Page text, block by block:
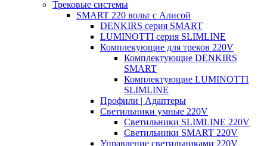
Трековые системы
SMART 220 вольт c Алисой
DENKIRS серия SMART
LUMINOTTI серия SLIMLINE
Комплекующие для треков 220V
Комплектующие DENKIRS
SMART
Комплектующие LUMINOTTI
SLIMLINE
Профили | Адаптеры
Светильники умные 220V
Светильники SLIMLINE 220V
Светильники SMART 220V
Управление светильниками 220V